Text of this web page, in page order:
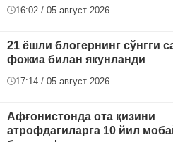
16:02 / 05 август 2026
21 ёшли блогернинг сўнгги
фожиа билан якунланди
17:14 / 05 август 2026
Афғонистонда ота қизини
атрофдагиларга 10 йил